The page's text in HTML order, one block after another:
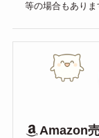
等の場合もありま
Amazon